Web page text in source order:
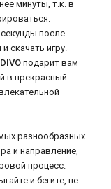
минуты, т.к. в
после
скачать игру.
DIVO подарит вам
в прекрасный
разнообразных
и направление,
процесс.
и бегите, не